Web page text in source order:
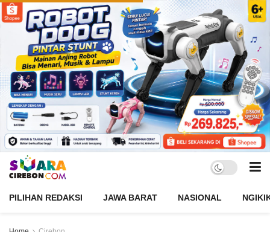
PILIHAN REDAKSI JAWA BARAT NASIONAL